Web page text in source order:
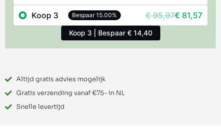
Koop 3 Bespaar 15.00% €95,97€ 81,57
Koop 3 | Bespaar € 14,40
Altijd gratis advies mogelijk
Gratis verzending vanaf €75- in NL
Snelle levertijd